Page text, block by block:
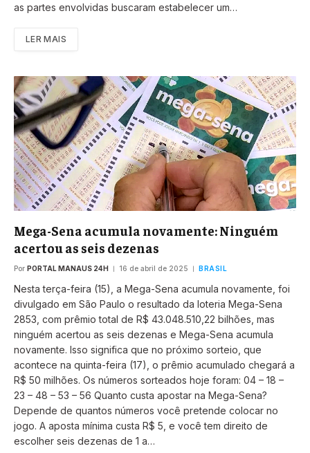
as partes envolvidas buscaram estabelecer um…
LER MAIS
Mega-Sena acumula novamente: Ninguém
acertou as seis dezenas
Por PORTAL MANAUS 24H 16 de abril de 2025 BRASIL
Nesta terça-feira (15), a Mega-Sena acumula novamente, foi
divulgado em São Paulo o resultado da loteria Mega-Sena
2853, com prêmio total de R$ 43.048.510,22 bilhões, mas
ninguém acertou as seis dezenas e Mega-Sena acumula
novamente. Isso significa que no próximo sorteio, que
acontece na quinta-feira (17), o prêmio acumulado chegará a
R$ 50 milhões. Os números sorteados hoje foram: 04 – 18 –
23 – 48 – 53 – 56 Quanto custa apostar na Mega-Sena?
Depende de quantos números você pretende colocar no
jogo. A aposta mínima custa R$ 5, e você tem direito de
escolher seis dezenas de 1 a…